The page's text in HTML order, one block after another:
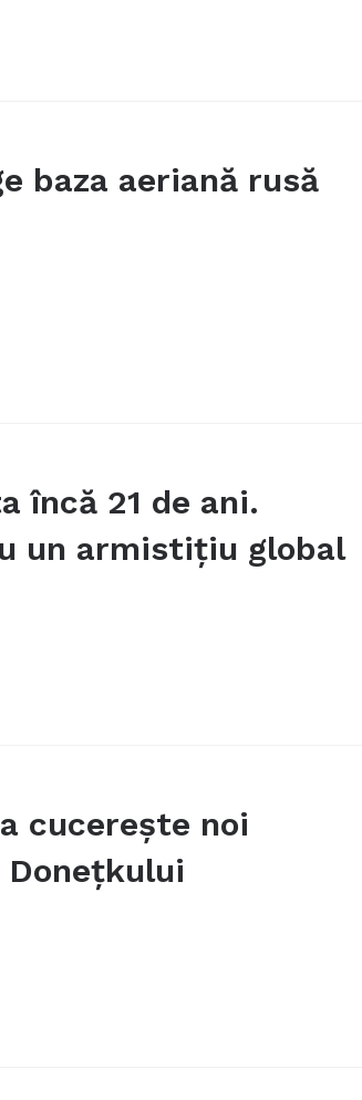
baza aeriană rusă
încă 21 de ani.
un armistițiu global
cucerește noi